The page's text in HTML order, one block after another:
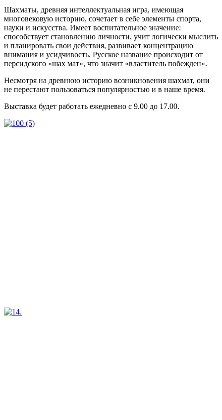
Шахматы, древняя интеллектуальная игра, имеющая
многовековую историю, сочетает в себе элементы спорта,
науки и искусства. Имеет воспитательное значение:
способствует становлению личности, учит логически мыслить
и планировать свои действия, развивает концентрацию
внимания и усидчивость. Русское название происходит от
персидского «шах мат», что значит «властитель побежден».
Несмотря на древнюю историю возникновения шахмат, они
не перестают пользоваться популярностью и в наше время.
Выставка будет работать ежедневно с 9.00 до 17.00.